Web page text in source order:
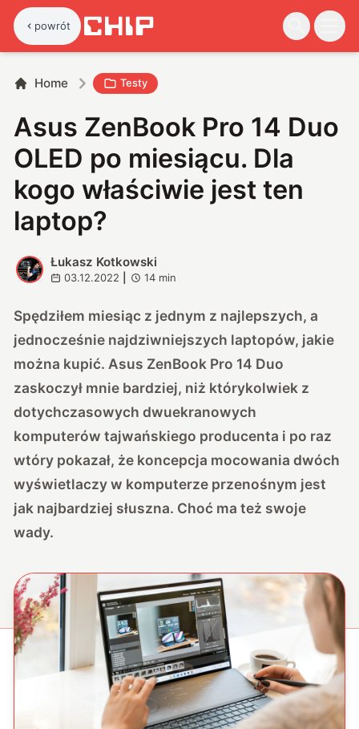
powrót
Home Testy
Asus ZenBook Pro 14 Duo
OLED po miesiącu. Dla
kogo właściwie jest ten
laptop?
Ł
Łukasz Kotkowski
03.12.2022 14 min
Spędziłem miesiąc z jednym z najlepszych, a
jednocześnie najdziwniejszych laptopów, jakie
można kupić. Asus ZenBook Pro 14 Duo
zaskoczył mnie bardziej, niż którykolwiek z
dotychczasowych dwuekranowych
komputerów tajwańskiego producenta i po raz
wtóry pokazał, że koncepcja mocowania dwóch
wyświetlaczy w komputerze przenośnym jest
jak najbardziej słuszna. Choć ma też swoje
wady.